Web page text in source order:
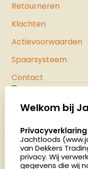
Retourneren
Klachten
Actievoorwaarden
Spaarsysteem
Contact
Jachtloods
Palenrij 1
Nederland
4.8
2878
Welkom bij
select language
Privacyverklaring
Jachtloods
van Dekkers
privacy. Wij
gegevens die wij